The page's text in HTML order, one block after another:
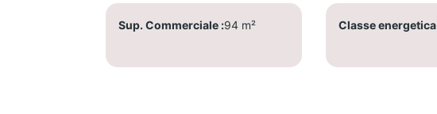
Sup. Commerciale 94 m² Classe energetica